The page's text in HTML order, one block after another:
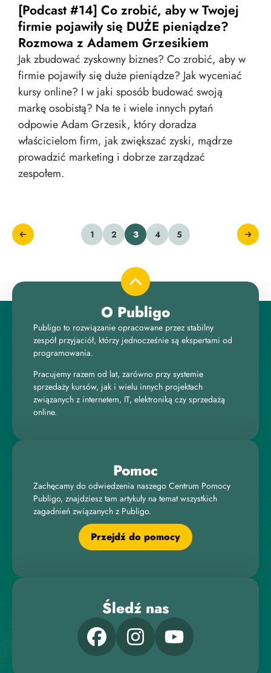
[Podcast #14] Co zrobić, aby w Twojej
firmie pojawiły się DUŻE pieniądze?
Rozmowa z Adamem Grzesikiem
Jak zbudować zyskowny biznes? Co zrobić, aby w
firmie pojawiły się duże pieniądze? Jak wyceniać
kursy online? I w jaki sposób budować swoją
markę osobistą? Na te i wiele innych pytań
odpowie Adam Grzesik, który doradza
właścicielom firm, jak zwiększać zyski, mądrze
prowadzić marketing i dobrze zarządzać
zespołem.
1 2 3 4 5
O Publigo
Publigo to rozwiązanie opracowane przez stabilny
zespół przyjaciół, którzy jednocześnie są ekspertami od
programowania.
Pracujemy razem od lat, zarówno przy systemie
sprzedaży kursów, jak i wielu innych projektach
związanych z internetem, IT, elektroniką czy sprzedażą
online.
Pomoc
Zachęcamy do odwiedzenia naszego Centrum Pomocy
Publigo, znajdziesz tam artykuły na temat wszystkich
zagadnień związanych z Publigo.
Przejdź do pomocy
Śledź nas